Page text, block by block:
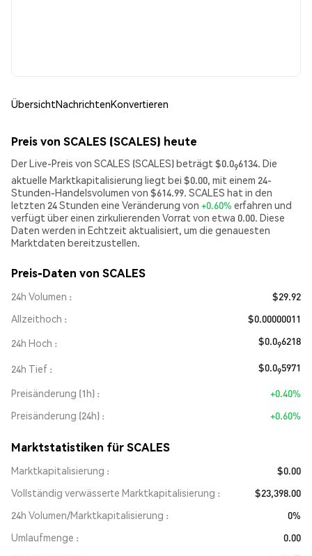
ÜbersichtNachrichtenKonvertieren
Preis von SCALES (SCALES) heute
Der Live-Preis von SCALES (SCALES) beträgt $0.096134. Die
aktuelle Marktkapitalisierung liegt bei $0.00, mit einem 24-
Stunden-Handelsvolumen von $614.99. SCALES hat in den
letzten 24 Stunden eine Veränderung von +0.60% erfahren und
verfügt über einen zirkulierenden Vorrat von etwa 0.00. Diese
Daten werden in Echtzeit aktualisiert, um die genauesten
Marktdaten bereitzustellen.
Preis-Daten von SCALES
24h Volumen
$29.92
Allzeithoch
$0.00000011
24h Hoch
$0.096218
24h Tief $0.095971
Preisänderung (1h)
+0.40%
Preisänderung (24h)
+0.60%
Marktstatistiken für SCALES
Marktkapitalisierung
$0.00
Vollständig verwässerte Marktkapitalisierung
$23,398.00
24h Volumen/Marktkapitalisierung
0%
Umlaufmenge
0.00